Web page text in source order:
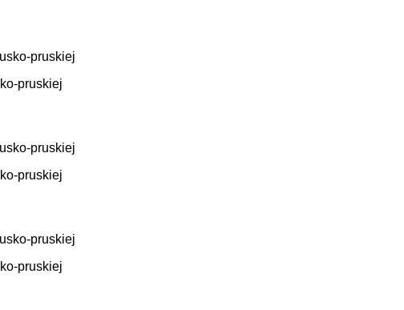
pruskiej
pruskiej
pruskiej